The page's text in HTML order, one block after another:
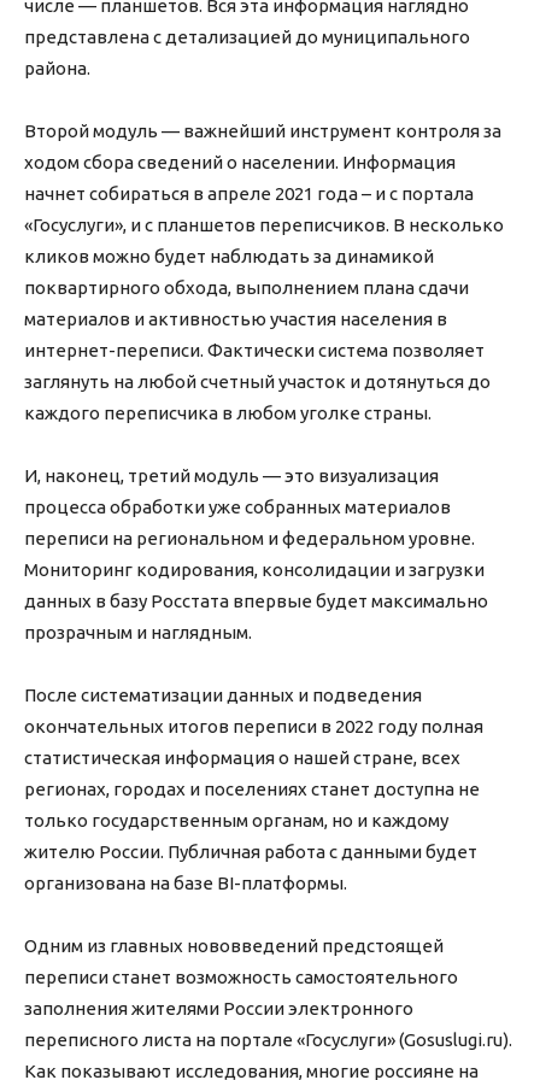
числе — планшетов. Вся эта информация наглядно
представлена с детализацией до муниципального
района.
Второй модуль — важнейший инструмент контроля за
ходом сбора сведений о населении. Информация
начнет собираться в апреле 2021 года – и с портала
«Госуслуги», и с планшетов переписчиков. В несколько
кликов можно будет наблюдать за динамикой
поквартирного обхода, выполнением плана сдачи
материалов и активностью участия населения в
интернет-переписи. Фактически система позволяет
заглянуть на любой счетный участок и дотянуться до
каждого переписчика в любом уголке страны.
И, наконец, третий модуль — это визуализация
процесса обработки уже собранных материалов
переписи на региональном и федеральном уровне.
Мониторинг кодирования, консолидации и загрузки
данных в базу Росстата впервые будет максимально
прозрачным и наглядным.
После систематизации данных и подведения
окончательных итогов переписи в 2022 году полная
статистическая информация о нашей стране, всех
регионах, городах и поселениях станет доступна не
только государственным органам, но и каждому
жителю России. Публичная работа с данными будет
организована на базе BI-платформы.
Одним из главных нововведений предстоящей
переписи станет возможность самостоятельного
заполнения жителями России электронного
переписного листа на портале «Госуслуги» (Gosuslugi.ru).
Как показывают исследования, многие россияне на